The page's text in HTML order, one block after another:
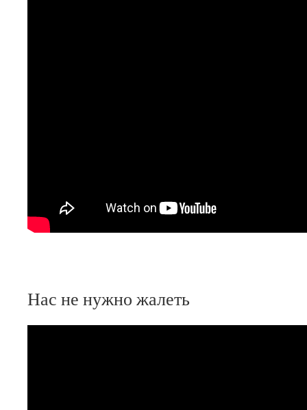
Нас не нужно жалеть